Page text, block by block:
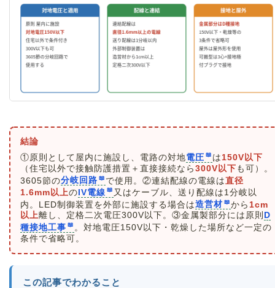
結論
①原則として屋内に施設し、電路の対地電圧 は 150V以下
（住宅以外で接触防護措置＋直接接続なら 300V以下 も可）。
3605節の分岐回路 で使用。②連結配線の電線は直径
1.6mm以上のIV電線
又はケーブル、送り配線は1分岐以
内。LED制御装置を外部に施設する場合は造営材 から 1cm
以上離し、定格二次電圧300V以下。③金属製部分には原則 D
種接地工事
。対地電圧150V以下・乾燥した場所など一定の
条件で省略可。
この記事でわかること